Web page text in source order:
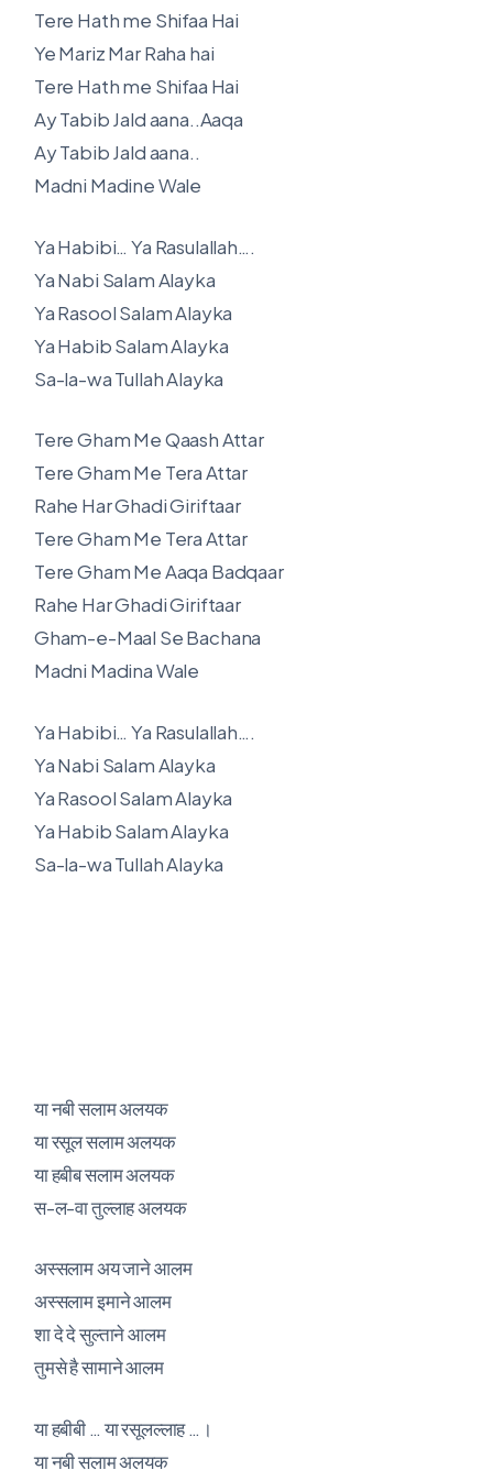
Tere Hath me Shifaa Hai
Ye Mariz Mar Raha hai
Tere Hath me Shifaa Hai
Ay Tabib Jald aana..Aaqa
Ay Tabib Jald aana..
Madni Madine Wale
Ya Habibi… Ya Rasulallah….
Ya Nabi Salam Alayka
Ya Rasool Salam Alayka
Ya Habib Salam Alayka
Sa-la-wa Tullah Alayka
Tere Gham Me Qaash Attar
Tere Gham Me Tera Attar
Rahe Har Ghadi Giriftaar
Tere Gham Me Tera Attar
Tere Gham Me Aaqa Badqaar
Rahe Har Ghadi Giriftaar
Gham-e-Maal Se Bachana
Madni Madina Wale
Ya Habibi… Ya Rasulallah….
Ya Nabi Salam Alayka
Ya Rasool Salam Alayka
Ya Habib Salam Alayka
Sa-la-wa Tullah Alayka
या नबी सलाम अलयक
या रसूल सलाम अलयक
या हबीब सलाम अलयक
स-ल-वा तुल्लाह अलयक
अस्सलाम अय जाने आलम
अस्सलाम इमाने आलम
शा दे दे सुल्ताने आलम
तुमसे है सामाने आलम
या हबीबी … या रसूलल्लाह …।
या नबी सलाम अलयक